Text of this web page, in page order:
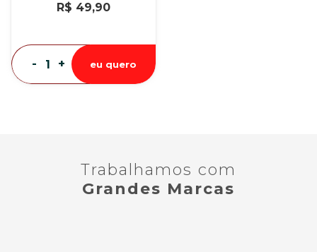
R$ 49,90
- + eu quero
Trabalhamos com
Grandes Marcas